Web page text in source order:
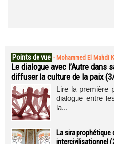
Points de vue - Mohammed El Mahdi
Le dialogue avec l’Autre dans
diffuser la culture de la paix
Lire la première
dialogue entre
la...
La sira prophétique
intercivilisationnel